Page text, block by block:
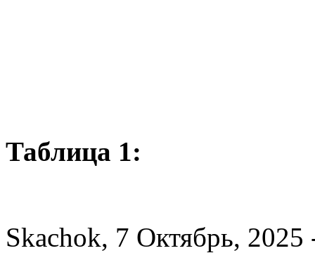
Таблица 1:
Skachok, 7 Октябрь, 2025